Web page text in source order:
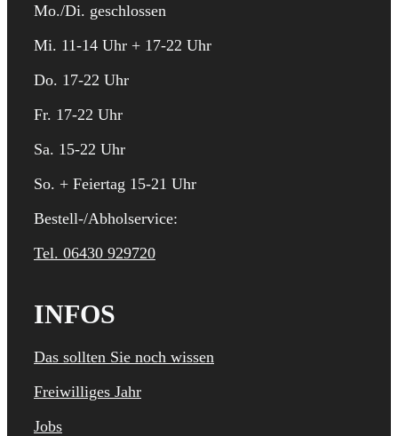
Mo./Di. geschlossen
Mi. 11-14 Uhr + 17-22 Uhr
Do. 17-22 Uhr
Fr. 17-22 Uhr
Sa. 15-22 Uhr
So. + Feiertag 15-21 Uhr
Bestell-/Abholservice:
Tel. 06430 929720
INFOS
Das sollten Sie noch wissen
Freiwilliges Jahr
Jobs